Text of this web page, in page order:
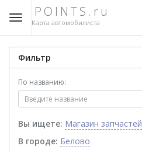
POINTS.ru
Карта автомобилиста
Фильтр
По названию:
Вы ищете: Магазин запчастей
В городе: Белово